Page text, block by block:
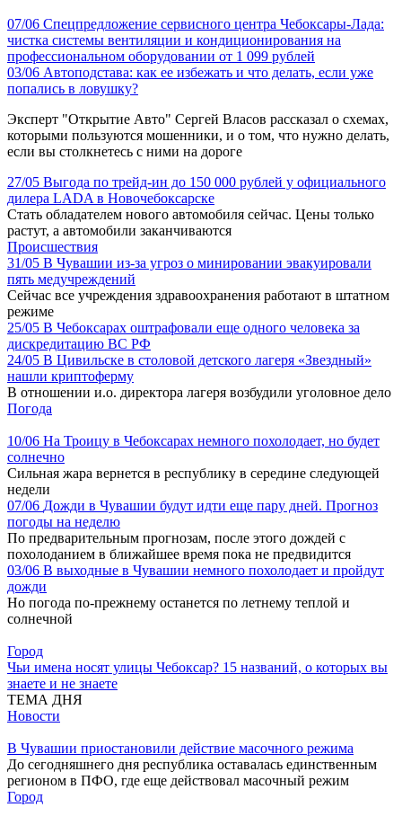
07/06 Спецпредложение сервисного центра Чебоксары-Лада:
чистка системы вентиляции и кондиционирования на
профессиональном оборудовании от 1 099 рублей
03/06 Автоподстава: как ее избежать и что делать, если уже
попались в ловушку?
Эксперт "Открытие Авто" Сергей Власов рассказал о схемах,
которыми пользуются мошенники, и о том, что нужно делать,
если вы столкнетесь с ними на дороге
27/05 Выгода по трейд-ин до 150 000 рублей у официального
дилера LADA в Новочебоксарске
Стать обладателем нового автомобиля сейчас. Цены только
растут, а автомобили заканчиваются
Происшествия
31/05 В Чувашии из-за угроз о минировании эвакуировали
пять медучреждений
Сейчас все учреждения здравоохранения работают в штатном
режиме
25/05 В Чебоксарах оштрафовали еще одного человека за
дискредитацию ВС РФ
24/05 В Цивильске в столовой детского лагеря «Звездный»
нашли криптоферму
В отношении и.о. директора лагеря возбудили уголовное дело
Погода
10/06 На Троицу в Чебоксарах немного похолодает, но будет
солнечно
Сильная жара вернется в республику в середине следующей
недели
07/06 Дожди в Чувашии будут идти еще пару дней. Прогноз
погоды на неделю
По предварительным прогнозам, после этого дождей с
похолоданием в ближайшее время пока не предвидится
03/06 В выходные в Чувашии немного похолодает и пройдут
дожди
Но погода по-прежнему останется по летнему теплой и
солнечной
Город
Чьи имена носят улицы Чебоксар? 15 названий, о которых вы
знаете и не знаете
ТЕМА ДНЯ
Новости
В Чувашии приостановили действие масочного режима
До сегодняшнего дня республика оставалась единственным
регионом в ПФО, где еще действовал масочный режим
Город